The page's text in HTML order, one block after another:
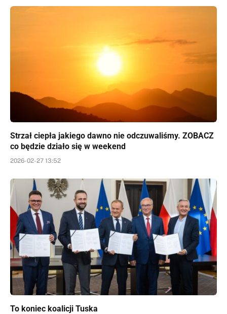
Strzał ciepła jakiego dawno nie odczuwaliśmy. ZOBACZ
co będzie działo się w weekend
2026-02-27 13:52
To koniec koalicji Tuska